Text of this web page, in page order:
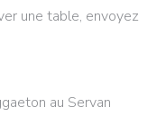
une table, envoyez
au Servan